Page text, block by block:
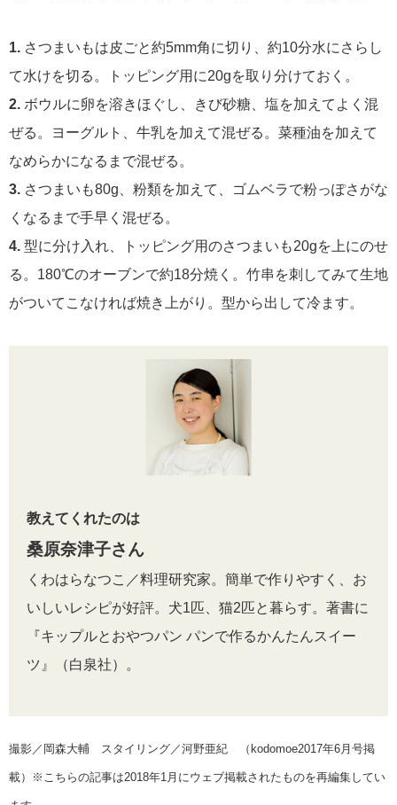
1. さつまいもは皮ごと約5mm角に切り、約10分水にさらし
て水けを切る。トッピング用に20gを取り分けておく。
2. ボウルに卵を溶きほぐし、きび砂糖、塩を加えてよく混
ぜる。ヨーグルト、牛乳を加えて混ぜる。菜種油を加えて
なめらかになるまで混ぜる。
3. さつまいも80g、粉類を加えて、ゴムベラで粉っぽさがな
くなるまで手早く混ぜる。
4. 型に分け入れ、トッピング用のさつまいも20gを上にのせ
る。180℃のオーブンで約18分焼く。竹串を刺してみて生地
がついてこなければ焼き上がり。型から出して冷ます。
教えてくれたのは
桑原奈津子さん
くわはらなつこ／料理研究家。簡単で作りやすく、お
いしいレシピが好評。犬1匹、猫2匹と暮らす。著書に
『キップルとおやつパン パンで作るかんたんスイー
ツ』（白泉社）。
撮影／岡森大輔 スタイリング／河野亜紀 （kodomoe2017年6月号掲
載）※こちらの記事は2018年1月にウェブ掲載されたものを再編集してい